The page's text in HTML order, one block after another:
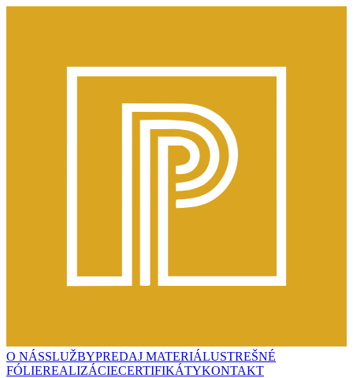
O NÁSSLUŽBYPREDAJ MATERIÁLUSTREŠNÉ
FÓLIEREALIZÁCIECERTIFIKÁTYKONTAKT